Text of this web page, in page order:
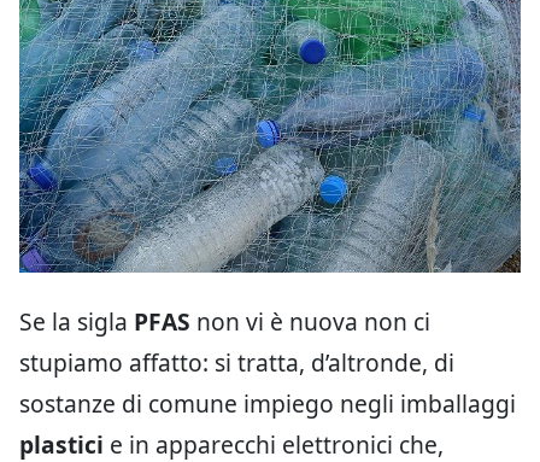
Se la sigla PFAS non vi è nuova non ci
stupiamo affatto: si tratta, d’altronde, di
sostanze di comune impiego negli imballaggi
plastici e in apparecchi elettronici che,